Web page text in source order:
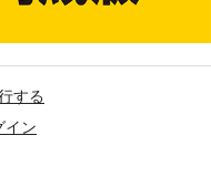
する
イン